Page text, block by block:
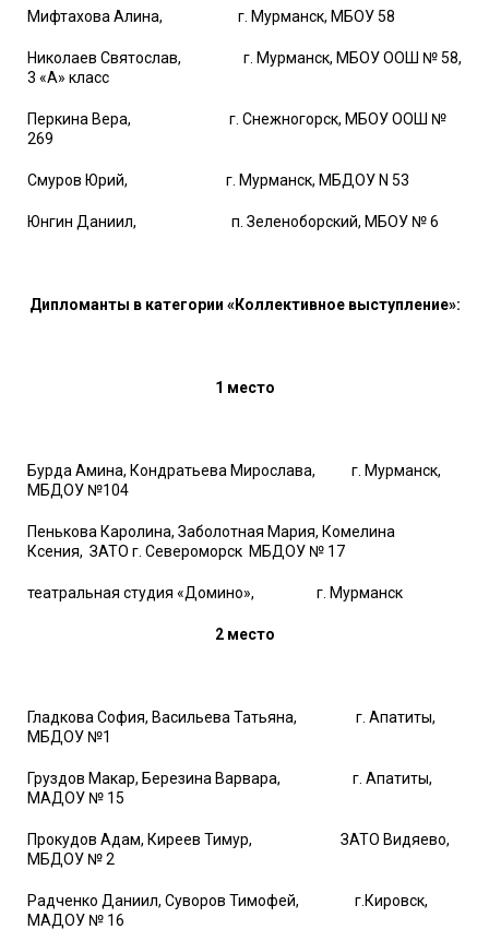
Мифтахова Алина, г. Мурманск, МБОУ 58
Николаев Святослав, г. Мурманск, МБОУ ООШ № 58,
3 «А» класс
Перкина Вера, г. Снежногорск, МБОУ ООШ №
269
Смуров Юрий, г. Мурманск, МБДОУ N 53
Юнгин Даниил, п. Зеленоборский, МБОУ № 6
Дипломанты в категории «Коллективное выступление»:
1 место
Бурда Амина, Кондратьева Мирослава, г. Мурманск,
МБДОУ №104
Пенькова Каролина, Заболотная Мария, Комелина
Ксения, ЗАТО г. Североморск МБДОУ № 17
театральная студия «Домино», г. Мурманск
2 место
Гладкова София, Васильева Татьяна, г. Апатиты,
МБДОУ №1
Груздов Макар, Березина Варвара, г. Апатиты,
МАДОУ № 15
Прокудов Адам, Киреев Тимур, ЗАТО Видяево,
МБДОУ № 2
Радченко Даниил, Суворов Тимофей, г.Кировск,
МАДОУ № 16